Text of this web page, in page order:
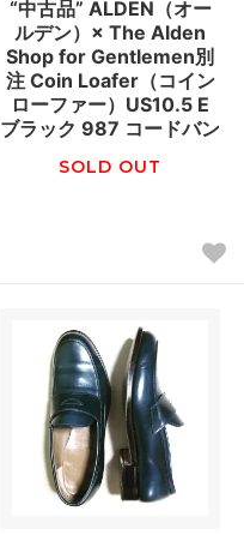
“中古品” ALDEN（オー
ルデン）× The Alden
Shop for Gentlemen別
注 Coin Loafer（コイン
ローファー）US10.5 E
ブラック 987 コードバン
SOLD OUT